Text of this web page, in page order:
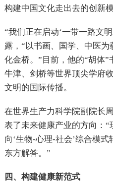
构建中国文化走出去的创新模
“我们正在启动‘一带一路文
露，“以书画、国学、中医
化金桥。”目前，他的“胡体”
牛津、剑桥等世界顶尖学府
文明的国际传播。
在世界生产力科学院副院长
表了未来健康产业的方向：
向‘生物-心理-社会’综合模
东方解答。”
四、构建健康新范式